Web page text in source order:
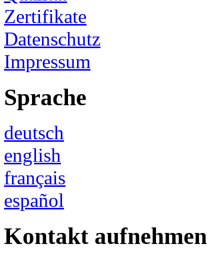
Zertifikate
Datenschutz
Impressum
Sprache
deutsch
english
français
español
Kontakt aufnehmen